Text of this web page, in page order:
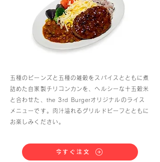
五種のビーンズと五種の雑穀をスパイスとともに煮
詰めた自家製チリコンカンを、ヘルシーな十五穀米
と合わせた、the 3rd Burgerオリジナルのライス
メニューです。肉汁溢れるグリルドビーフとともに
お楽しみください。
今すぐ注文